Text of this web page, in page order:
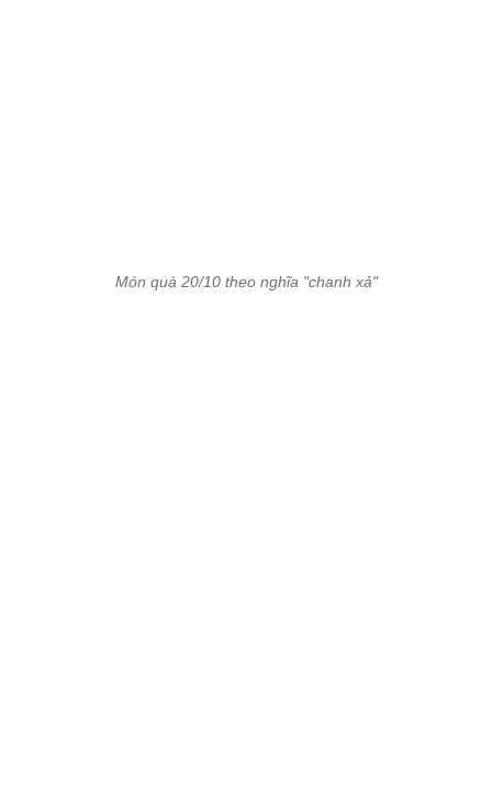
Món quà 20/10 theo nghĩa "chanh xả"